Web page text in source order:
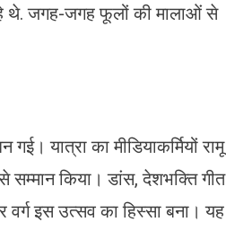
थे. जगह-जगह फूलों की मालाओं से
यात्रा का मीडियाकर्मियों रामू
सम्मान किया। डांस, देशभक्ति गीत
इस उत्सव का हिस्सा बना। यह